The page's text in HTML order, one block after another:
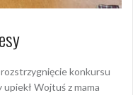
konkursu
Wojtuś z mama